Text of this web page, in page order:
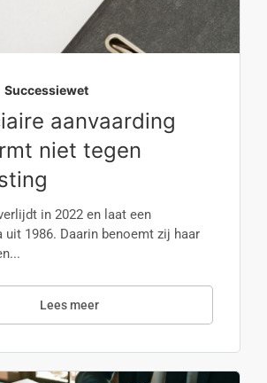
Successiewet
aanvaarding
niet tegen
in 2022 en laat een
uit 1986. Daarin benoemt zij haar
Lees meer